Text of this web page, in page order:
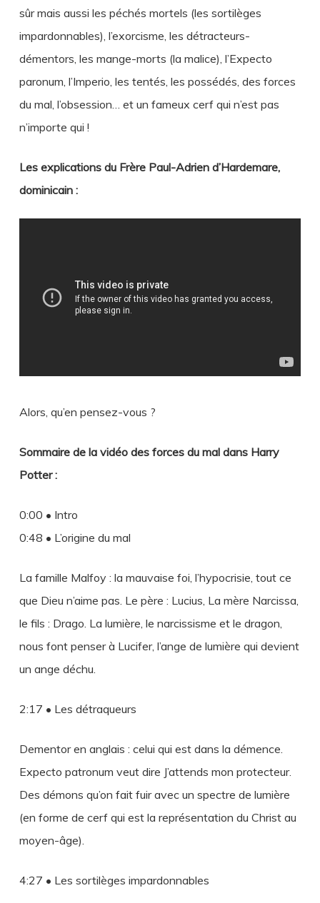
sûr mais aussi les péchés mortels (les sortilèges
impardonnables), l’exorcisme, les détracteurs-
démentors, les mange-morts (la malice), l’Expecto
paronum, l’Imperio, les tentés, les possédés, des forces
du mal, l’obsession… et un fameux cerf qui n’est pas
n’importe qui !
Les explications du Frère Paul-Adrien d’Hardemare,
dominicain :
Alors, qu’en pensez-vous ?
Sommaire de la vidéo des forces du mal dans Harry
Potter :
0:00 • Intro
0:48 • L’origine du mal
La famille Malfoy : la mauvaise foi, l’hypocrisie, tout ce
que Dieu n’aime pas. Le père : Lucius, La mère Narcissa,
le fils : Drago. La lumière, le narcissisme et le dragon,
nous font penser à Lucifer, l’ange de lumière qui devient
un ange déchu.
2:17 • Les détraqueurs
Dementor en anglais : celui qui est dans la démence.
Expecto patronum veut dire J’attends mon protecteur.
Des démons qu’on fait fuir avec un spectre de lumière
(en forme de cerf qui est la représentation du Christ au
moyen-âge).
4:27 • Les sortilèges impardonnables